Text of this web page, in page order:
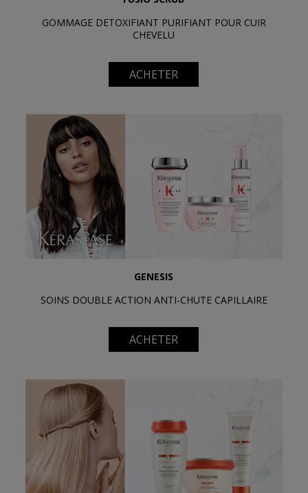
GOMMAGE DETOXIFIANT PURIFIANT POUR CUIR
CHEVELU
ACHETER
GENESIS
SOINS DOUBLE ACTION ANTI-CHUTE CAPILLAIRE
ACHETER